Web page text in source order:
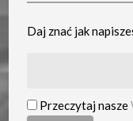
Daj znać jak
Przeczytaj nasze